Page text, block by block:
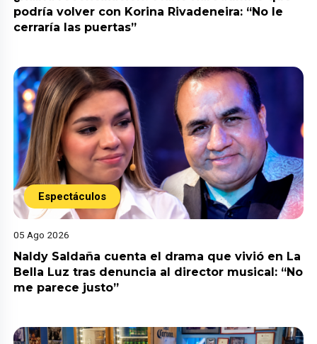
podría volver con Korina Rivadeneira: “No le
cerraría las puertas”
Espectáculos
05 Ago 2026
Naldy Saldaña cuenta el drama que vivió en La
Bella Luz tras denuncia al director musical: “No
me parece justo”